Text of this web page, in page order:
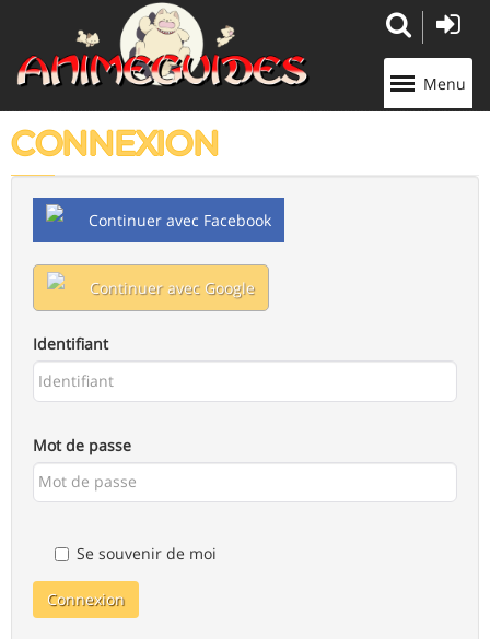
Menu
CONNEXION
Continuer avec Facebook
Continuer avec Google
Identifiant
Mot de passe
Se souvenir de moi
Connexion
Panneau de gestion des cookies